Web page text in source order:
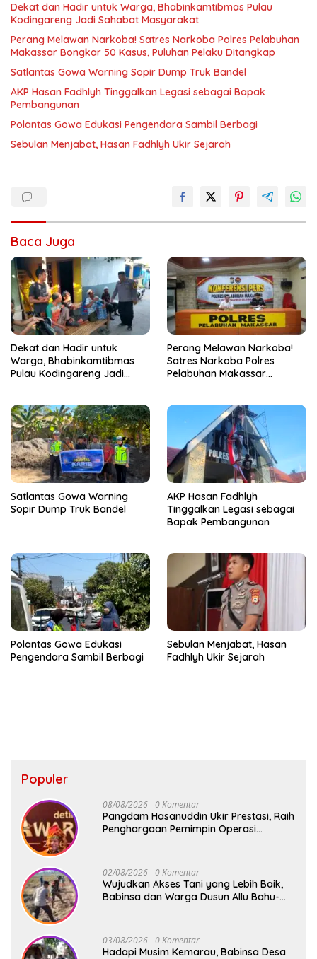
Dekat dan Hadir untuk Warga, Bhabinkamtibmas Pulau
Kodingareng Jadi Sahabat Masyarakat
Perang Melawan Narkoba! Satres Narkoba Polres Pelabuhan
Makassar Bongkar 50 Kasus, Puluhan Pelaku Ditangkap
Satlantas Gowa Warning Sopir Dump Truk Bandel
AKP Hasan Fadhlyh Tinggalkan Legasi sebagai Bapak
Pembangunan
Polantas Gowa Edukasi Pengendara Sambil Berbagi
Sebulan Menjabat, Hasan Fadhlyh Ukir Sejarah
Baca Juga
Dekat dan Hadir untuk
Warga, Bhabinkamtibmas
Pulau Kodingareng Jadi
Perang Melawan Narkoba!
Satres Narkoba Polres
Pelabuhan Makassar
Satlantas Gowa Warning
Sopir Dump Truk Bandel
AKP Hasan Fadhlyh
Tinggalkan Legasi sebagai
Bapak Pembangunan
Polantas Gowa Edukasi
Pengendara Sambil Berbagi
Sebulan Menjabat, Hasan
Fadhlyh Ukir Sejarah
Populer
08/08/2026 0 Komentar
Pangdam Hasanuddin Ukir Prestasi, Raih
Penghargaan Pemimpin Operasi
02/08/2026 0 Komentar
Wujudkan Akses Tani yang Lebih Baik,
Babinsa dan Warga Dusun Allu Bahu-
03/08/2026 0 Komentar
Hadapi Musim Kemarau, Babinsa Desa